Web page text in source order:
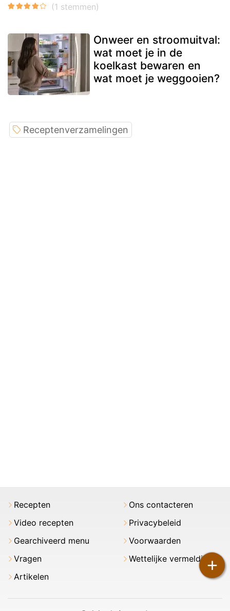
Onweer en stroomuitval:
wat moet je in de
koelkast bewaren en
wat moet je weggooien?
+
Receptenverzamelingen
Recepten
Video recepten
Gearchiveerd menu
Vragen
Artikelen
Ons contacteren
Privacybeleid
Voorwaarden
Wettelijke vermeldingen